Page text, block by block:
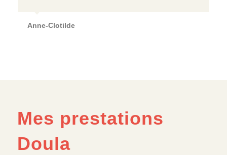
Anne-Clotilde
Mes prestations
Doula